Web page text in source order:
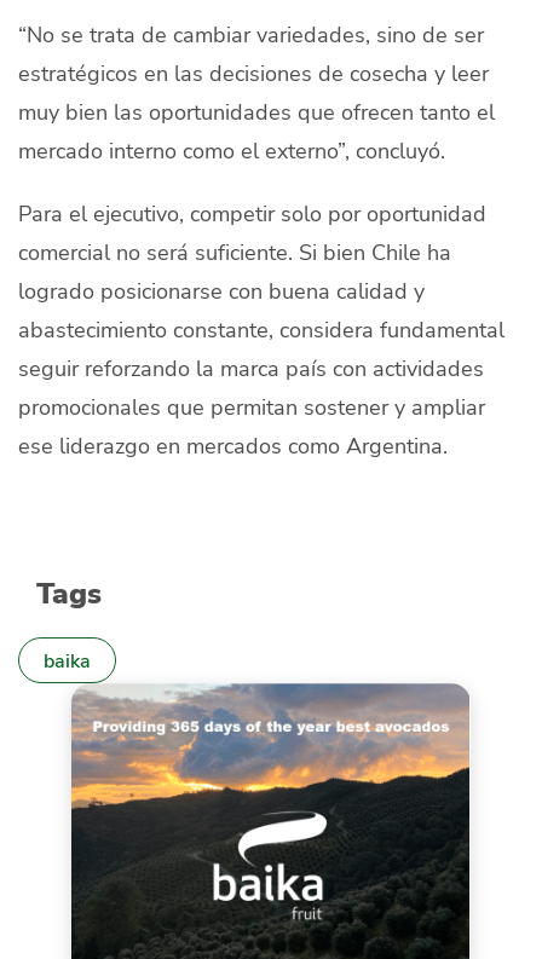
“No se trata de cambiar variedades, sino de ser
estratégicos en las decisiones de cosecha y leer
muy bien las oportunidades que ofrecen tanto el
mercado interno como el externo”, concluyó.
Para el ejecutivo, competir solo por oportunidad
comercial no será suficiente. Si bien Chile ha
logrado posicionarse con buena calidad y
abastecimiento constante, considera fundamental
seguir reforzando la marca país con actividades
promocionales que permitan sostener y ampliar
ese liderazgo en mercados como Argentina.
Tags
baika